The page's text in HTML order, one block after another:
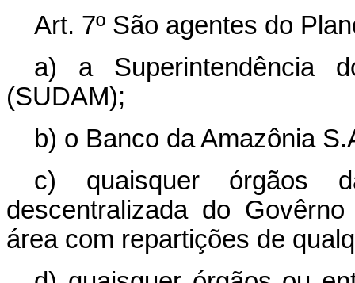
Art. 7º São agentes do
a) a Superintendência
(SUDAM);
b) o Banco da Amazônia
c) quaisquer órgãos
descentralizada do
área com repartições de